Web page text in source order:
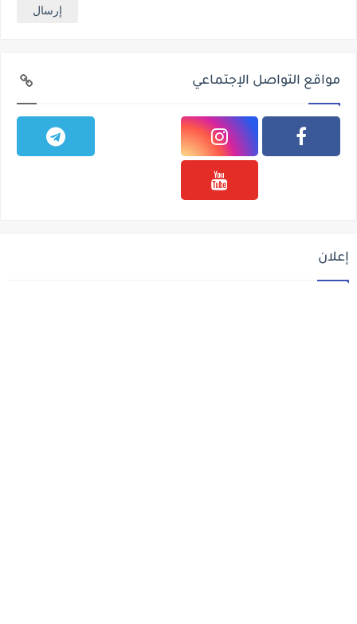
مواقع التواصل الإجتماعي
إعلان